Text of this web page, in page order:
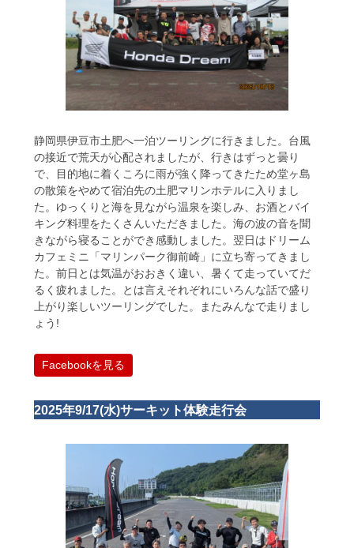
静岡県伊豆市土肥へ一泊ツーリングに行きました。台風
の接近で荒天が心配されましたが、行きはずっと曇り
で、目的地に着くころに雨が強く降ってきたため堂ヶ島
の散策をやめて宿泊先の土肥マリンホテルに入りまし
た。ゆっくりと海を見ながら温泉を楽しみ、お酒とバイ
キング料理をたくさんいただきました。海の波の音を聞
きながら寝ることができ感動しました。翌日はドリーム
カフェミニ「マリンパーク御前崎」に立ち寄ってきまし
た。前日とは気温がおおきく違い、暑くて走っていてだ
るく疲れました。とは言えそれぞれにいろんな話で盛り
上がり楽しいツーリングでした。またみんなで走りまし
ょう!
Facebookを見る
2025年9/17(水)サーキット体験走行会